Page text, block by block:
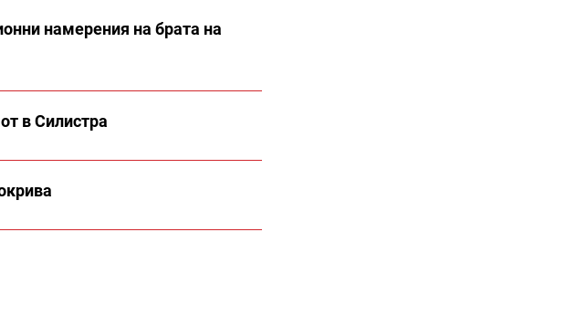
намерения на брата на
в Силистра